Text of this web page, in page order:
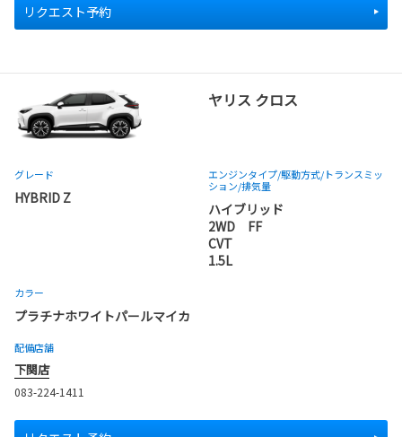
リクエスト予約
ヤリス クロス
グレード
HYBRID Z
エンジンタイプ/駆動方式/トランスミッ
ション/排気量
ハイブリッド
2WD FF
CVT
1.5L
カラー
プラチナホワイトパールマイカ
配備店舗
下関店
083-224-1411